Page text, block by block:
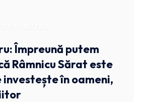
Împreună putem
Râmnicu Sărat este
investește în oameni,